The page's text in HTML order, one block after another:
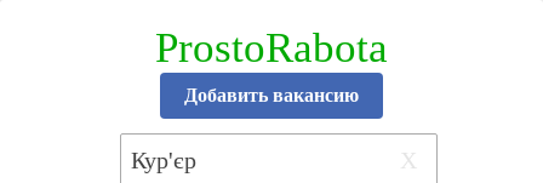
ProstoRabota
Добавить вакансию
X